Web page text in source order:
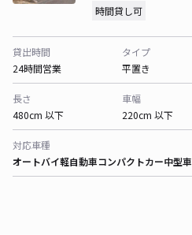
時間貸し可
貸出時間
24時間営業
タイプ
平置き
長さ
480cm 以下
車幅
220cm 以下
対応車種
オートバイ軽自動車コンパクトカー中型車